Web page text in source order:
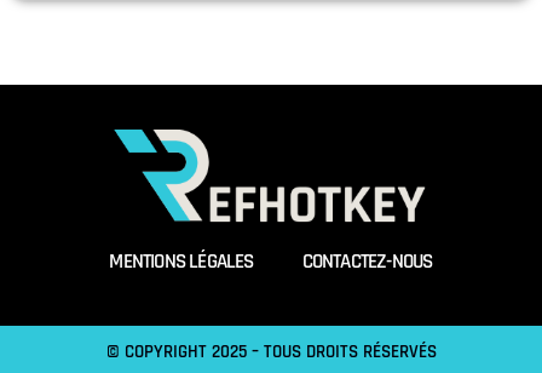
MENTIONS LÉGALES CONTACTEZ-NOUS
© COPYRIGHT 2025 – TOUS DROITS RÉSERVÉS